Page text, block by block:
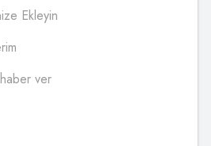
Ekleyin
ver